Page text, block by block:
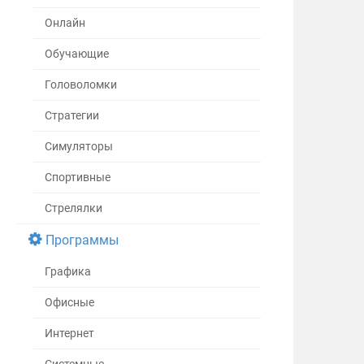
Онлайн
Обучающие
Головоломки
Стратегии
Симуляторы
Спортивные
Стрелялки
Программы
Графика
Офисные
Интернет